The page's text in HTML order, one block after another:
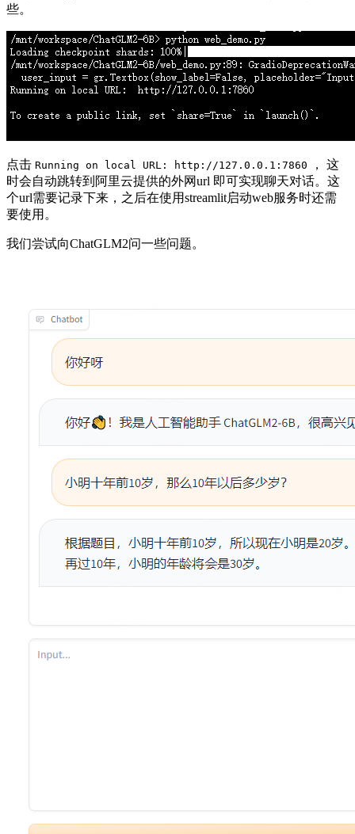
些。
点击 Running on local URL: http://127.0.0.1:7860
， 这
时会自动跳转到阿里云提供的外网url 即可实现聊天对话。这
个url需要记录下来，之后在使用streamlit启动web服务时还需
要使用。
我们尝试向ChatGLM2问一些问题。